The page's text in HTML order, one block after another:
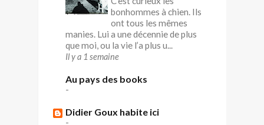
bonhommes à chien. Ils
ont tous les mêmes
manies. Lui a une décennie de plus
que moi, ou la vie l’a plus u...
Il y a 1 semaine
Au pays des books
-
Didier Goux habite ici
-